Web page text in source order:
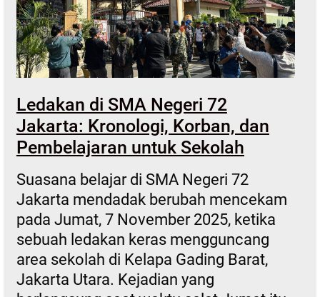
Ledakan di SMA Negeri 72
Jakarta: Kronologi, Korban, dan
Pembelajaran untuk Sekolah
Suasana belajar di SMA Negeri 72
Jakarta mendadak berubah mencekam
pada Jumat, 7 November 2025, ketika
sebuah ledakan keras mengguncang
area sekolah di Kelapa Gading Barat,
Jakarta Utara. Kejadian yang